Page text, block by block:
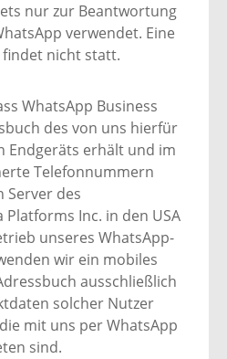
nur zur Beantwortung
verwendet. Eine
nicht statt.
WhatsApp Business
des von uns hierfür
Endgeräts erhält und im
Telefonnummern
Server des
Inc. in den USA
unseres WhatsApp-
wir ein mobiles
ausschließlich
solcher Nutzer
mit uns per WhatsApp
sind.